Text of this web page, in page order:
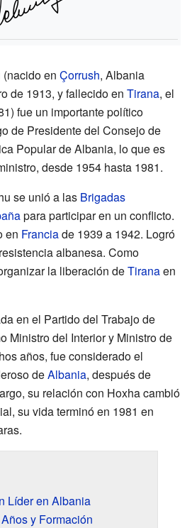
(nacido en Çorrush, Albania
de 1913, y fallecido en Tirana, el
fue un importante político
de Presidente del Consejo de
Popular de Albania, lo que es
desde 1954 hasta 1981.
se unió a las Brigadas
para participar en un conflicto.
en Franciade 1939 a 1942. Logró
albanesa. Como
la liberación deTiranaen
en el Partido del Trabajo de
Ministro del Interior y Ministro de
años, fue considerado el
deAlbania, después de
su relación con Hoxha cambió
su vida terminó en 1981 en
Líder en Albania
y Formación